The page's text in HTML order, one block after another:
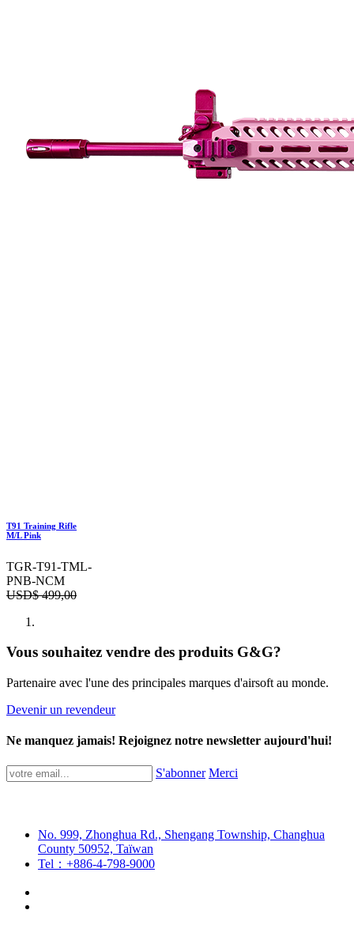
T91 Training Rifle
M/L Pink
TGR-T91-TML-
PNB-NCM
USD$499,00
Vous souhaitez vendre des produits G&G?
Partenaire avec l'une des principales marques d'airsoft au monde.
Devenir un revendeur
Ne manquez jamais! Rejoignez notre newsletter aujourd'hui!
S'abonner Merci
No. 999, Zhonghua Rd., Shengang Township, Changhua
County 50952, Taïwan
Tel：+886-4-798-9000